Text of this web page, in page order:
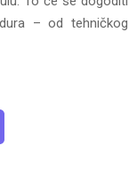
– od tehničkog